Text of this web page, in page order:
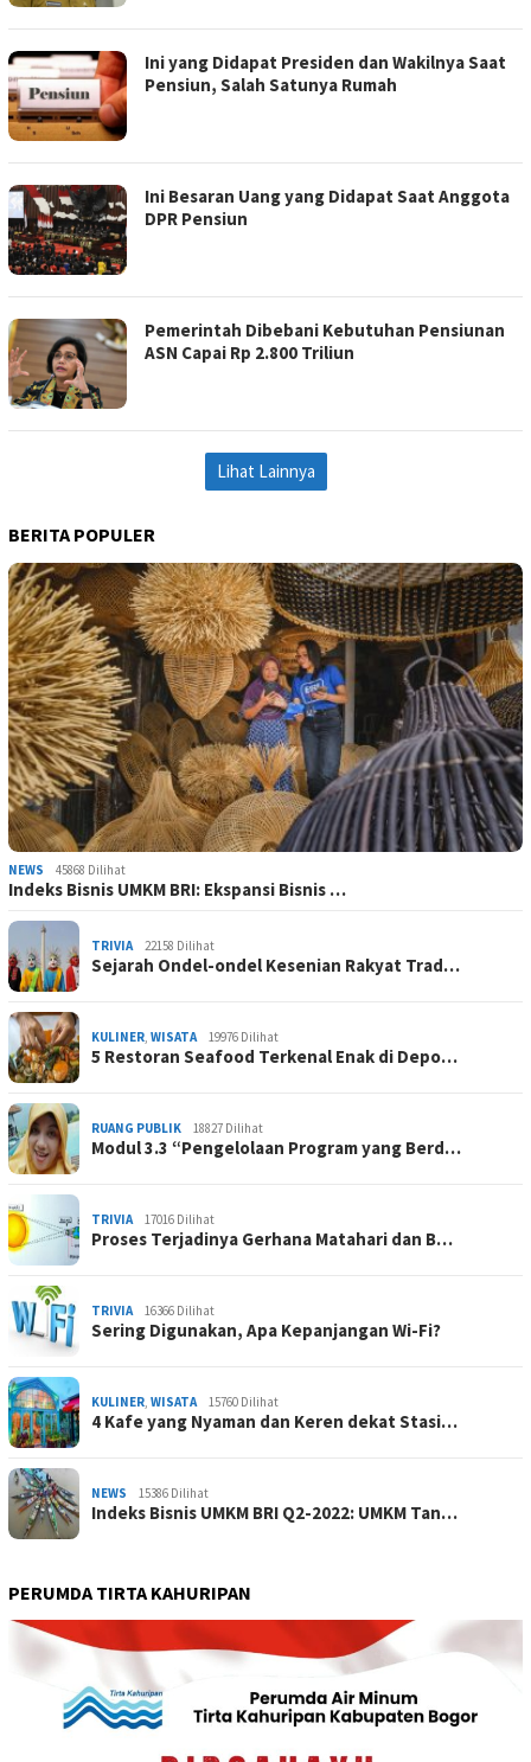
Ini yang Didapat Presiden dan Wakilnya Saat
Pensiun, Salah Satunya Rumah
Ini Besaran Uang yang Didapat Saat Anggota
DPR Pensiun
Pemerintah Dibebani Kebutuhan Pensiunan
ASN Capai Rp 2.800 Triliun
Lihat Lainnya
BERITA POPULER
NEWS 45868 Dilihat
Indeks Bisnis UMKM BRI: Ekspansi Bisnis …
TRIVIA 22158 Dilihat
Sejarah Ondel-ondel Kesenian Rakyat Trad…
KULINER, WISATA 19976 Dilihat
5 Restoran Seafood Terkenal Enak di Depo…
RUANG PUBLIK 18827 Dilihat
Modul 3.3 “Pengelolaan Program yang Berd…
TRIVIA 17016 Dilihat
Proses Terjadinya Gerhana Matahari dan B…
TRIVIA 16366 Dilihat
Sering Digunakan, Apa Kepanjangan Wi-Fi?
KULINER, WISATA 15760 Dilihat
4 Kafe yang Nyaman dan Keren dekat Stasi…
NEWS 15386 Dilihat
Indeks Bisnis UMKM BRI Q2-2022: UMKM Tan…
PERUMDA TIRTA KAHURIPAN